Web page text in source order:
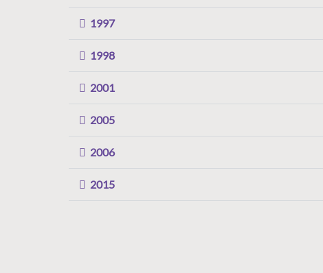
1997
1998
2001
2005
2006
2015